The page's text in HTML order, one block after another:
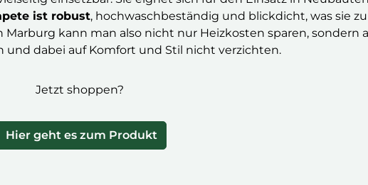
ist robust, hochwaschbeständig und blickdicht, was sie
kann man also nicht nur Heizkosten sparen, sondern
und dabei auf Komfort und Stil nicht verzichten.
Jetzt shoppen?
Hier geht es zum Produkt